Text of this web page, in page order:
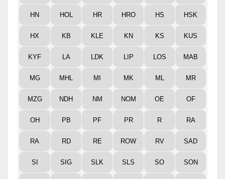
HN HOL HR HRO HS HSK
HX KB KLE KN KS KUS
KYF LA LDK LIP LOS MAB
MG MHL MI MK ML MR
MZG NDH NM NOM OE OF
OH PB PF PR R RA
RA RD RE ROW RV SAD
SI SIG SLK SLS SO SON